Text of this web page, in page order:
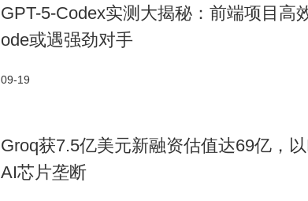
GPT-5-Codex实测大揭秘：前端项目高
ode或遇强劲对手
09-19
Groq获7.5亿美元新融资估值达69亿，
AI芯片垄断